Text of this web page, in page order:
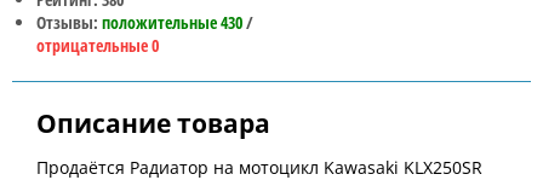
Отзывы: положительные 430/
отрицательные 0
Описание товара
Продаётся Радиатор на мотоцикл Kawasaki KLX250SR